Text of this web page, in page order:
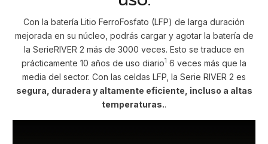
Con la batería Litio FerroFosfato (LFP) de larga duración
mejorada en su núcleo, podrás cargar y agotar la batería de
la SerieRIVER 2 más de 3000 veces. Esto se traduce en
prácticamente 10 años de uso diario1 6 veces más que la
media del sector. Con las celdas LFP, la Serie RIVER 2 es
segura, duradera y altamente eficiente, incluso a altas
temperaturas..